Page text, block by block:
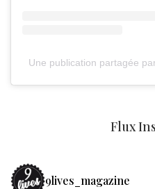
Une publication partagée
Flux
9lives_magazine